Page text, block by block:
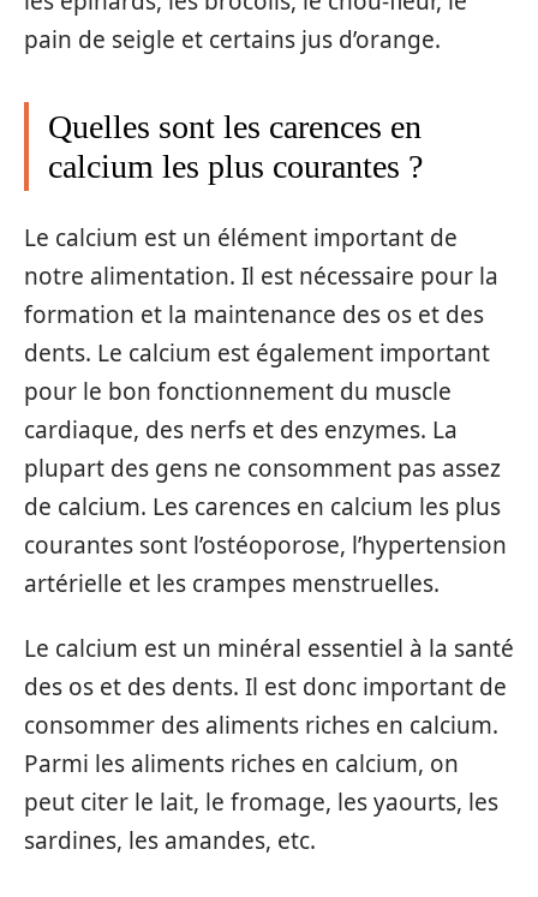
pain de seigle et certains jus d’orange.
Quelles sont les carences en
calcium les plus courantes ?
Le calcium est un élément important de
notre alimentation. Il est nécessaire pour la
formation et la maintenance des os et des
dents. Le calcium est également important
pour le bon fonctionnement du muscle
cardiaque, des nerfs et des enzymes. La
plupart des gens ne consomment pas assez
de calcium. Les carences en calcium les plus
courantes sont l’ostéoporose, l’hypertension
artérielle et les crampes menstruelles.
Le calcium est un minéral essentiel à la santé
des os et des dents. Il est donc important de
consommer des aliments riches en calcium.
Parmi les aliments riches en calcium, on
peut citer le lait, le fromage, les yaourts, les
sardines, les amandes, etc.